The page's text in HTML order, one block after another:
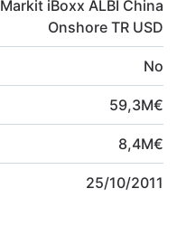
Markit iBoxx ALBI China
Onshore TR USD
No
59,3M€
8,4M€
25/10/2011